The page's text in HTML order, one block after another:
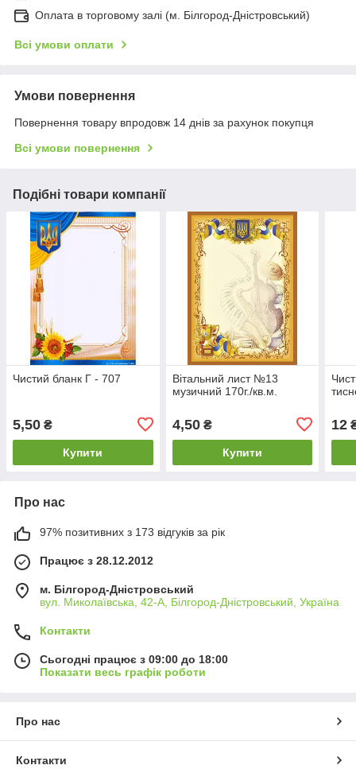
Оплата в торговому залі (м. Білгород-Дністровський)
Всі умови оплати
Умови повернення
Повернення товару впродовж 14 днів за рахунок покупця
Всі умови повернення
Подібні товари компанії
Чистий бланк Г - 707
5,50 ₴
Купити
Вітальний лист №13
музичний 170г./кв.м.
4,50₴
Купити
12
Про нас
97% позитивних з 173 відгуків за рік
Працює з 28.12.2012
м. Білгород-Дністровський
вул. Миколаївська, 42-А, Білгород-Дністровський, Україна
Контакти
Сьогодні працює з 09:00 до 18:00
Показати весь графік роботи
Про нас
Контакти